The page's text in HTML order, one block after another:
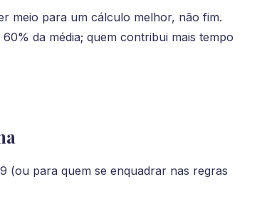
meio para um cálculo melhor, não fim.
da média; quem contribui mais tempo
(ou para quem se enquadrar nas regras